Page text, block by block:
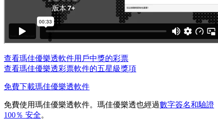
查看瑪佳優樂透軟件用戶中獎的彩票
查看瑪佳優樂透彩票軟件的五星級獎項
免費下載瑪佳優樂透軟件
免費使用瑪佳優樂透軟件。瑪佳優樂透也經過數字簽名和驗證
100％ 安全。